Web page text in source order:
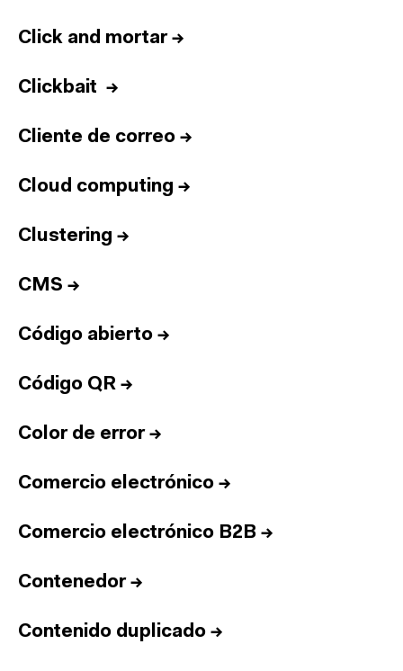
Click and mortar→
Clickbait →
Cliente de correo →
Cloud computing →
Clustering →
CMS →
Código abierto →
Código QR →
Color de error→
Comercio electrónico →
Comercio electrónico B2B →
Contenedor→
Contenido duplicado →